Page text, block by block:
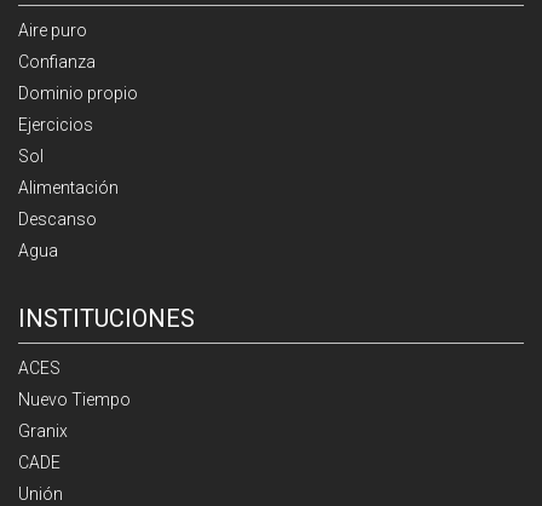
Aire puro
Confianza
Dominio propio
Ejercicios
Sol
Alimentación
Descanso
Agua
INSTITUCIONES
ACES
Nuevo Tiempo
Granix
CADE
Unión